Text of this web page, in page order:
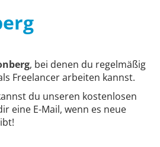
, bei denen du regelmäßig
Freelancer arbeiten kannst.
du unseren kostenlosen
eine E-Mail, wenn es neue